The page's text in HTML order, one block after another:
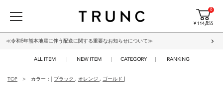
8
¥ 114,855
≪令和8年熊本地震に伴う配送に関する重要なお知らせについて≫
ALL ITEM NEW ITEM CATEGORY RANKING
TOP カラー：[ ブラック , オレンジ , ゴールド